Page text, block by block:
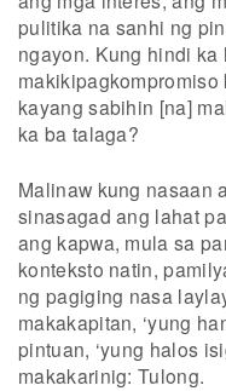
pulitika na sanhi ng
ngayon. Kung hindi
kayang sabihin [na]
ka ba talaga?
Malinaw kung nasaan
sinasagad ang lahat
ang kapwa, mula sa
konteksto natin,
ng pagiging nasa
makakapitan, ‘yung
pintuan, ‘yung halos
makakarinig: Tulong.